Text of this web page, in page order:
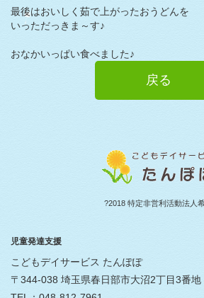
最後はおいしく茹で上がったおうどんを
いっただっきま～す♪
おなかいっぱい食べました♪
戻る
?2018 特定非営利活動法人
児童発達支援
こどもデイサービス たんぽぽ
〒344-038 埼玉県春日部市大沼2丁目3番地